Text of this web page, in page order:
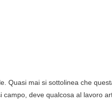
Quasi mai si sottolinea che
deve qualcosa al lavoro